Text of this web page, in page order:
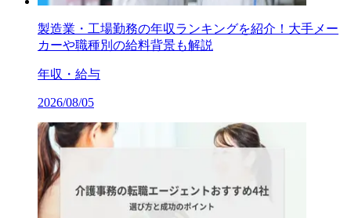
製造業・工場勤務の年収ランキングを紹介！大手メー
カーや職種別の給料背景も解説
年収・給与
2026/08/05